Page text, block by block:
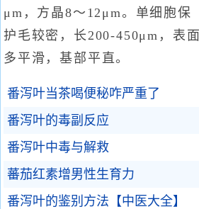
μm，方晶8～12μm。单细胞保
护毛较密，长200-450μm，表面
多平滑，基部平直。
番泻叶当茶喝便秘咋严重了
番泻叶的毒副反应
番泻叶中毒与解救
蕃茄红素增男性生育力
番泻叶的鉴别方法【中医大全】